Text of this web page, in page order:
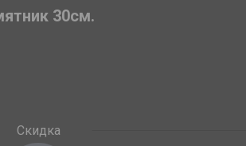
30см.